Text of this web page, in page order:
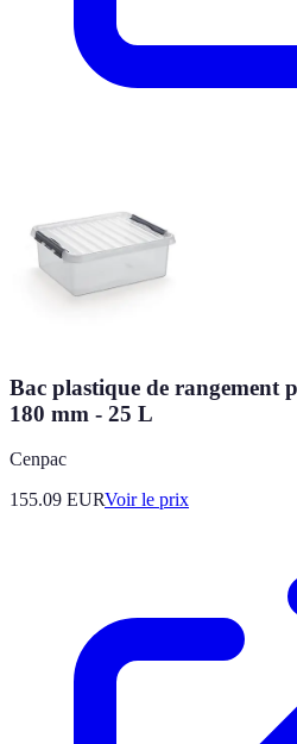
Bac plastique de rangement
180 mm - 25 L
Cenpac
155.09 EURVoir le prix